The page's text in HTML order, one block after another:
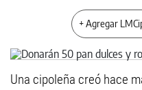
+ Agregar
Una cipoleña creó hace